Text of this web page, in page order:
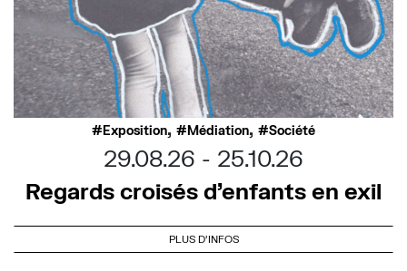
Exposition, Médiation, Société
29.08.26
25.10.26
Regards croisés d’enfants en exil
PLUS D'INFOS